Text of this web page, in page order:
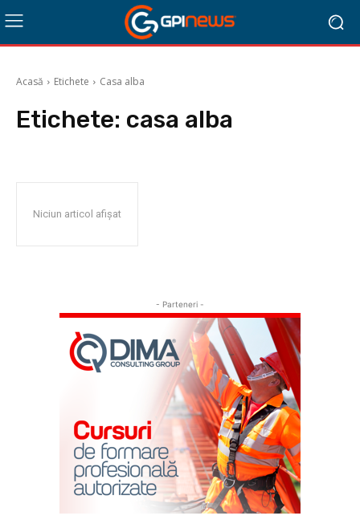
Acasă Etichete Casa alba
Etichete: casa alba
Niciun articol afișat
- Parteneri -